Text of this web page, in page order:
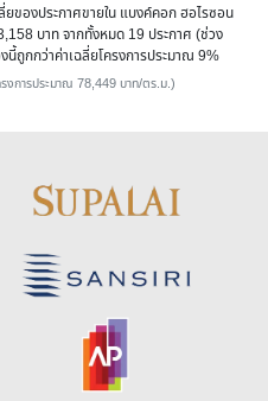
ของประกาศขายใน แบงค์คอก ฮอไรซอน
บาท จากทั้งหมด 19 ประกาศ (ช่วง
นี้ถูกกว่าค่าเฉลี่ยโครงการประมาณ 9%
งการประมาณ 78,449 บาท/ตร.ม.)